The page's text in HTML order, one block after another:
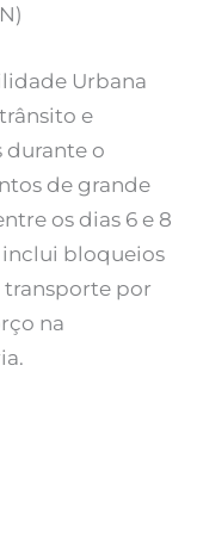
Urbana
e
durante o
de grande
os dias 6 e 8
bloqueios
transporte por
na